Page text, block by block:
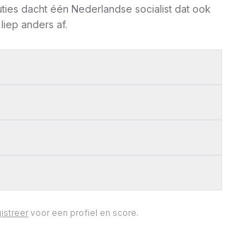
dacht één Nederlandse socialist dat ook
anders af.
voor een profiel en score.